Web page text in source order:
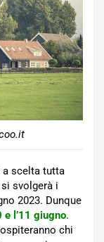
a scelta tutta
svolgerà i
2023. Dunque
l’11 giugno.
chi